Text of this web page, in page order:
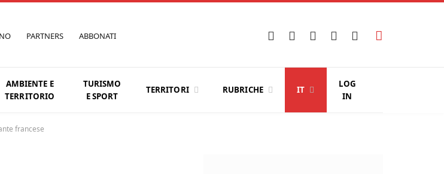
PARTNERS ABBONATI Facebook
X
Instagram
YouTubeLinkedIn
AMBIENTE E
TERRITORIO
TURISMO
E SPORT
TERRITORI RUBRICHE IT
LOG
IN
francese